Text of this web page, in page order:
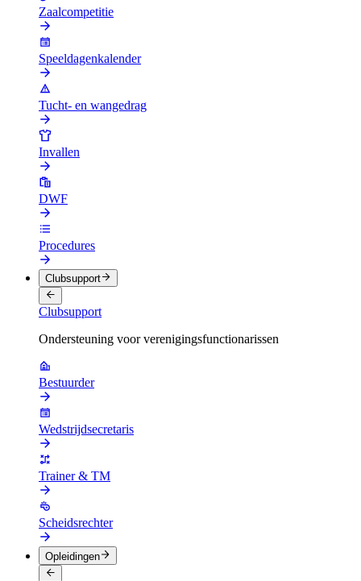
Zaalcompetitie
Speeldagenkalender
Tucht- en wangedrag
Invallen
DWF
Procedures
Clubsupport
Clubsupport
Ondersteuning voor verenigingsfunctionarissen
Bestuurder
Wedstrijdsecretaris
Trainer & TM
Scheidsrechter
Opleidingen